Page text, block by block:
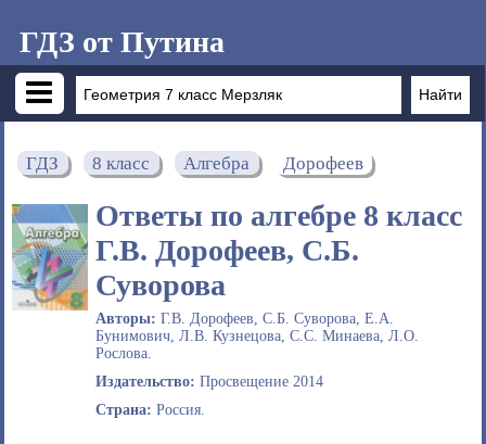
ГДЗ от Путина
ГДЗ 8 класс Алгебра Дорофеев
Ответы по алгебре 8 класс
Г.В. Дорофеев, С.Б.
Суворова
Авторы: Г.В. Дорофеев, С.Б. Суворова, Е.А.
Бунимович, Л.В. Кузнецова, С.С. Минаева, Л.О.
Рослова.
Издательство: Просвещение 2014
Страна: Россия.